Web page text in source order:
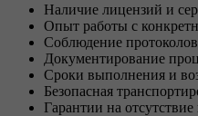
Наличие лицензий и
Опыт работы с
Соблюдение
Документирование
Сроки выполнения и
Безопасная
Гарантии на